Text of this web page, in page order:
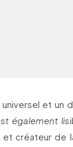
universel et un
également
créateur de